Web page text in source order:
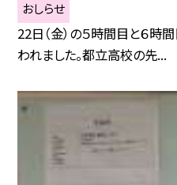
おしらせ
22日（金）の５時間目と６時
われました。都立高校の先...